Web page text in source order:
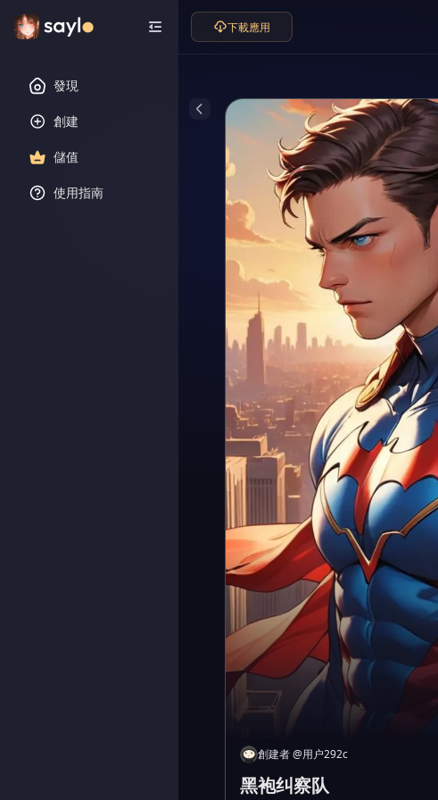
發現
創建
儲值
使用指南
下載應用
創建者@用户292c
黑袍纠察队